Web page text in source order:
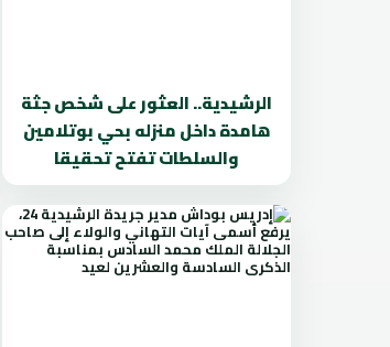
الرشيدية.. العثور على شخص جثة
هامدة داخل منزله بحي بوتلامين
والسلطات تفتح تحقيقا